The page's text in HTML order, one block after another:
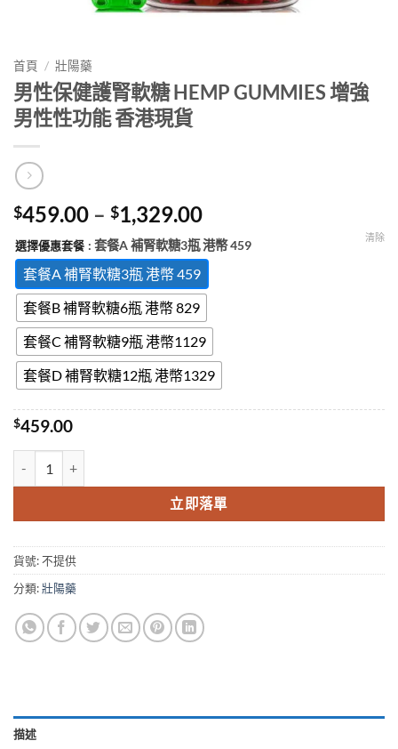
首頁 / 壯陽藥
男性保健護腎軟糖 HEMP GUMMIES 增強
男性性功能 香港現貨
$459.00 – $1,329.00Price
range:
$459.00
$1,329.00
選擇優惠套餐 : 套餐A 補腎軟糖3瓶 港幣 459
套餐A 補腎軟糖3瓶 港幣 459
套餐B 補腎軟糖6瓶 港幣 829
套餐C 補腎軟糖9瓶 港幣1129
套餐D 補腎軟糖12瓶 港幣1329
清除
$459.00
立即落單
貨號:不提供
分類:壯陽藥
描述